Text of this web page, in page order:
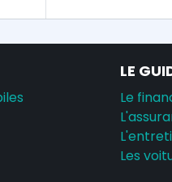
LE
Le
Les